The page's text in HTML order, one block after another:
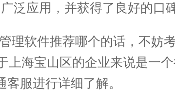
泛应用，并获得了良好的口碑
软件推荐哪个的话，不妨
上海宝山区的企业来说是一
服进行详细了解。